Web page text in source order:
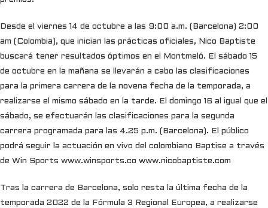
Desde el viernes 14 de octubre a las 9:00 a.m. (Barcelona) 2:00
am (Colombia), que inician las prácticas oficiales, Nico Baptiste
buscará tener resultados óptimos en el Montmeló. El sábado 15
de octubre en la mañana se llevarán a cabo las clasificaciones
para la primera carrera de la novena fecha de la temporada, a
realizarse el mismo sábado en la tarde. El domingo 16 al igual que el
sábado, se efectuarán las clasificaciones para la segunda
carrera programada para las 4.25 p.m. (Barcelona). El público
podrá seguir la actuación en vivo del colombiano Baptise a través
de Win Sports www.winsports.co www.nicobaptiste.com
Tras la carrera de Barcelona, solo resta la última fecha de la
temporada 2022 de la Fórmula 3 Regional Europea, a realizarse